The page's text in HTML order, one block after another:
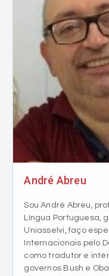
André Abreu
Sou André Abreu,
Língua Portuguesa,
Uniasselvi, faço
Internacionais pelo
como tradutor e
governos Bush e